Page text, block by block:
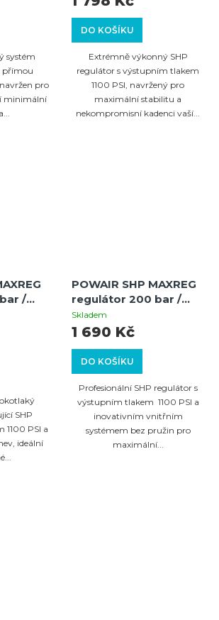
systém
přímou
pro
minimální
systémy
DO KOŠÍKU
Extrémně výkonný SHP
regulátor s výstupním tlakem
1100 PSI, navržený pro
maximální stabilitu a
nekompromisní kadenci vaší...
/
/
láhev
SHP
1100 PSI a
ideální
POWAIR SHP MAXREG
regulátor 200 bar /
3000 PSI – výstup 1100
PSI s nastavitelným
mikromanometrem
Skladem
DO KOŠÍKU
1 690 Kč
Profesionální SHP regulátor s
výstupním tlakem 1100 PSI a
inovativním vnitřním
systémem bez pružin pro
maximální...